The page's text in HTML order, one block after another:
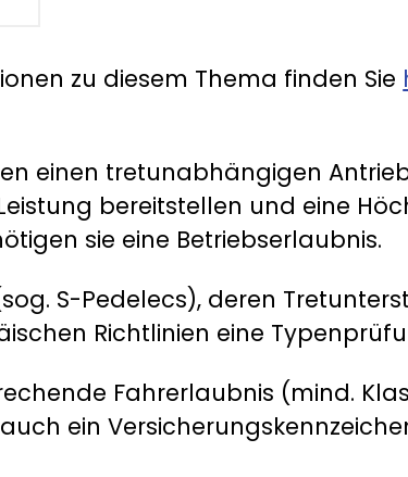
zu diesem Thema finden Sie
einen tretunabhängigen
bereitstellen und eine
sie eine Betriebserlaubnis.
S-Pedelecs), deren
Richtlinien eine
Fahrerlaubnis (mind.
ein